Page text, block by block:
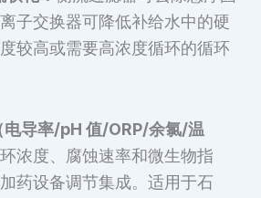
子交换器可降低补给水中的硬
较高或需要高浓度循环的循环
电导率/pH 值/ORP/余氯/温
浓度、腐蚀速率和微生物指
药设备调节集成。适用于石